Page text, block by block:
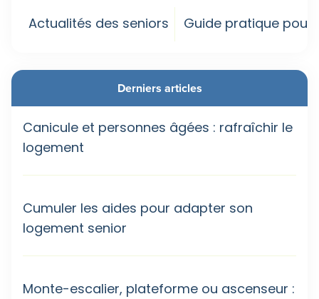
Actualités des seniors Guide pratique pour
Derniers articles
Canicule et personnes âgées : rafraîchir le
logement
Cumuler les aides pour adapter son
logement senior
Monte-escalier, plateforme ou ascenseur :